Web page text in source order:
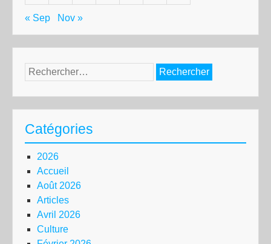
« Sep Nov »
Rechercher :
Catégories
2026
Accueil
Août 2026
Articles
Avril 2026
Culture